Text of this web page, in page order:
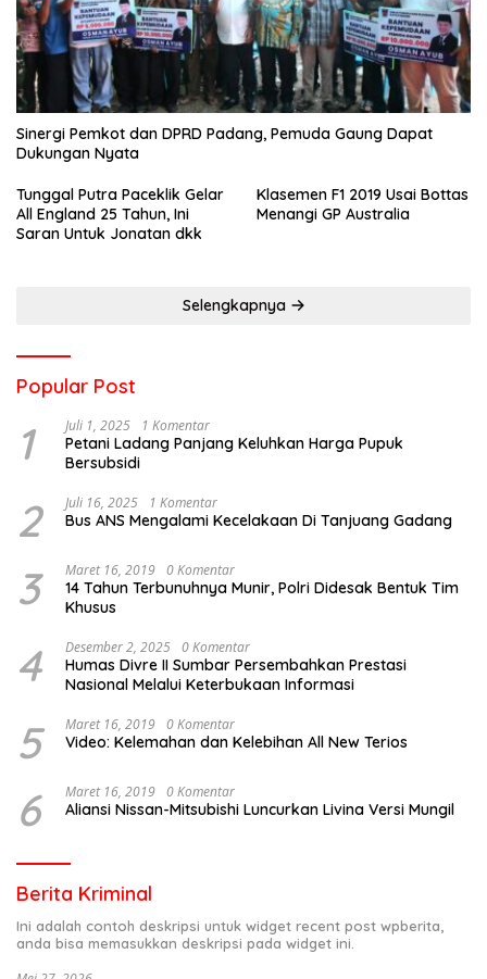
Sinergi Pemkot dan DPRD Padang, Pemuda Gaung Dapat
Dukungan Nyata
Tunggal Putra Paceklik Gelar
All England 25 Tahun, Ini
Saran Untuk Jonatan dkk
Klasemen F1 2019 Usai Bottas
Menangi GP Australia
Selengkapnya
Popular Post
1 Juli 1, 2025 1 Komentar
Petani Ladang Panjang Keluhkan Harga Pupuk
Bersubsidi
2 Juli 16, 2025 1 Komentar
Bus ANS Mengalami Kecelakaan Di Tanjuang Gadang
3 Maret 16, 2019 0 Komentar
14 Tahun Terbunuhnya Munir, Polri Didesak Bentuk Tim
Khusus
4 Desember 2, 2025 0 Komentar
Humas Divre II Sumbar Persembahkan Prestasi
Nasional Melalui Keterbukaan Informasi
5 Maret 16, 2019 0 Komentar
Video: Kelemahan dan Kelebihan All New Terios
6 Maret 16, 2019 0 Komentar
Aliansi Nissan-Mitsubishi Luncurkan Livina Versi Mungil
Berita Kriminal
Ini adalah contoh deskripsi untuk widget recent post wpberita,
anda bisa memasukkan deskripsi pada widget ini.